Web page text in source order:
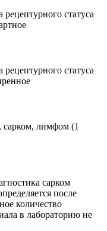
статуса
статуса
сарком, лимфом (1
сарком
после
количество
в лабораторию не